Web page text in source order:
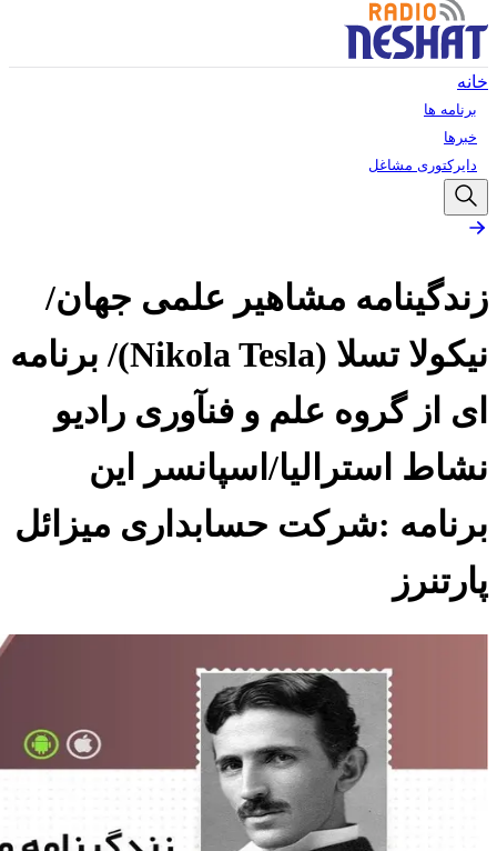
خانه
برنامه ها
خبرها
دایرکتوری مشاغل
زندگینامه مشاهیر علمی جهان/
نیکولا تسلا (Nikola Tesla)/ برنامه
ای از گروه علم و فنآوری رادیو
نشاط استرالیا/اسپانسر این
برنامه :شرکت حسابداری میزائل
پارتنرز